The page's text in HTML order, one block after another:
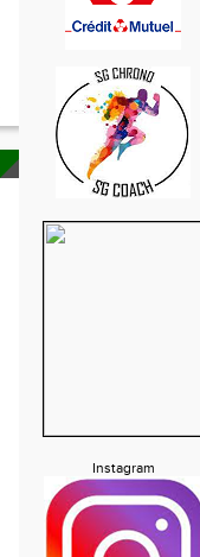
Instagram